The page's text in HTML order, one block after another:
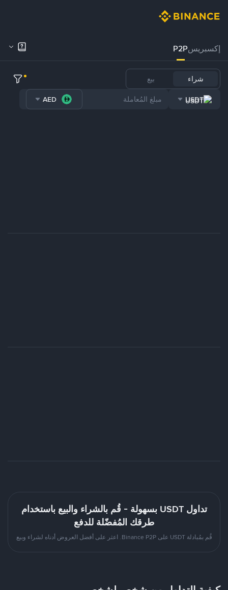
إكسبريسP2P
شراء بيع
USDT
AED
تداول USDT بسهولة - قُم بالشراء والبيع باستخدام
طرقك المُفضّلة للدفع
قُم بمُبادلة USDT على Binance P2P. اعثر على أفضل العروض أدناه لشراء وبيع